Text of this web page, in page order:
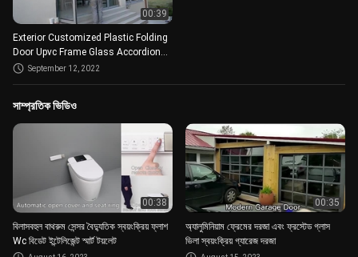
00:39
Exterior Customized Plastic Folding
Door Upvc Frame Glass Accordion
Design Bi Fold
September 12, 2022
সাম্প্রতিক ভিডিও
00:38
বিলাসবহুল বাথরুম সেন্সর বৈদ্যুতিক স্বয়ংক্রিয় ফ্লাশ
Wc বিডেট ইন্টেলিজেন্ট স্মার্ট টয়লেট
00:35
অ্যালুমিনিয়াম ফ্রেমের দরজা এবং ফ্রস্টেড গ্লাস
ভিলা স্বয়ংক্রিয় গ্যারেজ দরজা